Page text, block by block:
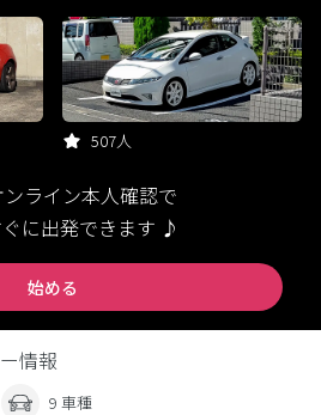
507人
ライン本人確認で
に出発できます ♪
始める
情報
9 車種